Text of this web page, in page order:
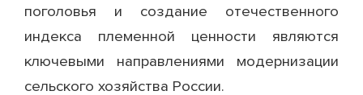
поголовья и создание отечественного
индекса племенной ценности являются
ключевыми направлениями модернизации
сельского хозяйства России.